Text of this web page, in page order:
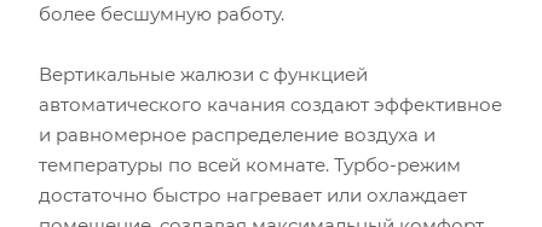
более бесшумную работу.
Вертикальные жалюзи с функцией
автоматического качания создают эффективное
и равномерное распределение воздуха и
температуры по всей комнате. Турбо-режим
достаточно быстро нагревает или охлаждает